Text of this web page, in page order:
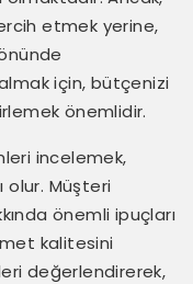
etmek yerine,
için, bütçenizi
önemlidir.
incelemek,
olur. Müşteri
önemli ipuçları
kalitesini
değerlendirerek,